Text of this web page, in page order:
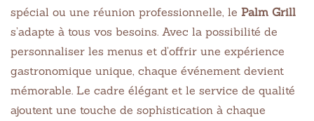
spécial ou une réunion professionnelle, le Palm Grill
s’adapte à tous vos besoins. Avec la possibilité de
personnaliser les menus et d’offrir une expérience
gastronomique unique, chaque événement devient
mémorable. Le cadre élégant et le service de qualité
ajoutent une touche de sophistication à chaque